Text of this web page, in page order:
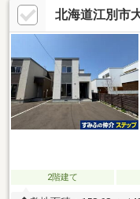
北海道江別市
2階建て